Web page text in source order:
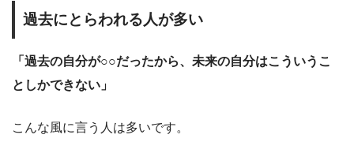
過去にとらわれる人が多い
「過去の自分が○○だったから、未来の自分はこういうこ
としかできない」
こんな風に言う人は多いです。